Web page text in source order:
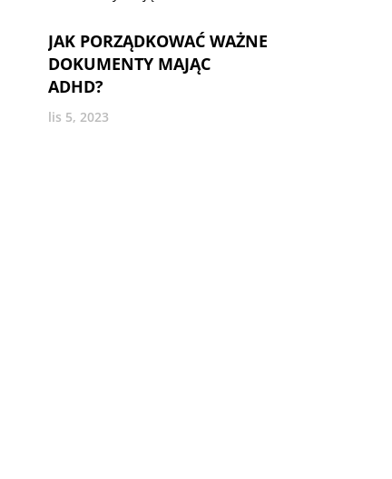
JAK PORZĄDKOWAĆ WAŻNE
DOKUMENTY MAJĄC
ADHD?
lis 5, 2023